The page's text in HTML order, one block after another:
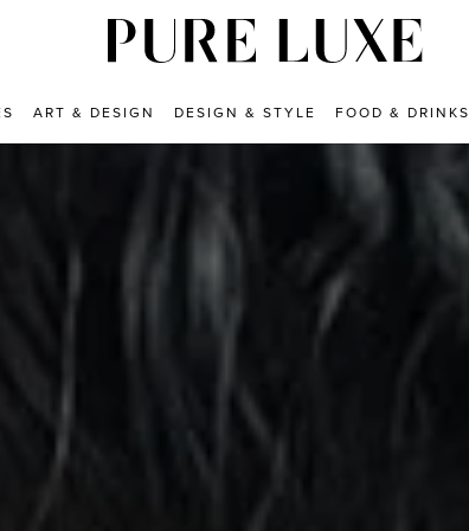
ART & DESIGN DESIGN & STYLE FOOD & DRINKS